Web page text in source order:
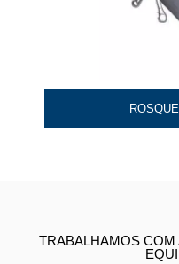
TRABALHAMOS